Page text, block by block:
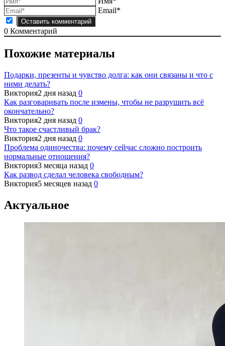
Email*
0 Комментарий
Похожие материалы
Подарки, презенты и чувство долга: как они связаны и что с
ними делать?
Виктория2 дня назад 0
Как разговаривать после измены, чтобы не разрушить всё
окончательно?
Виктория2 дня назад 0
Что такое счастливый брак?
Виктория2 дня назад 0
Проблема одиночества: почему сейчас сложно построить
нормальные отношения?
Виктория3 месяца назад 0
Как развод сделал человека свободным?
Виктория5 месяцев назад 0
Актуальное